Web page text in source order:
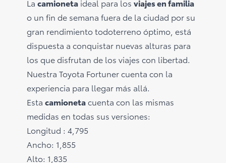
La camionetaideal para los viajes en familia
o un fin de semana fuera de la ciudad por su
gran rendimiento todoterreno óptimo, está
dispuesta a conquistar nuevas alturas para
los que disfrutan de los viajes con libertad.
Nuestra Toyota Fortuner cuenta con la
experiencia para llegar más allá.
Esta camionetacuenta con las mismas
medidas en todas sus versiones:
Longitud : 4,795
Ancho: 1,855
Alto: 1,835